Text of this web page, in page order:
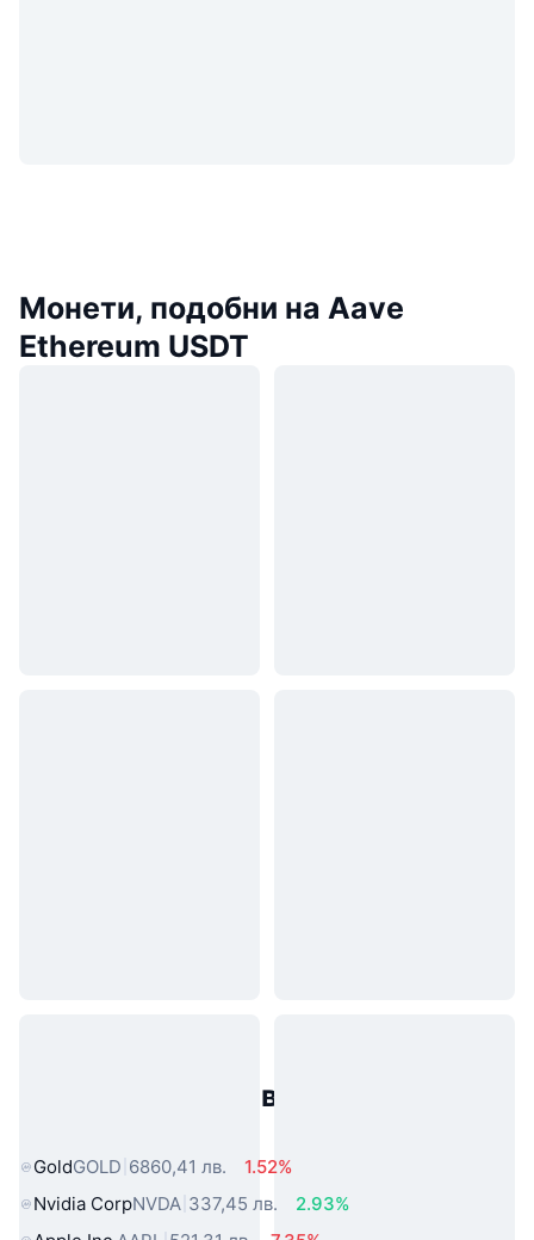
Монети, подобни на Aave
Ethereum USDT
Популярни активи от реалния
GoldGOLD 6860,41 лв.
1.52%
Nvidia CorpNVDA 337,45 лв.
2.93%